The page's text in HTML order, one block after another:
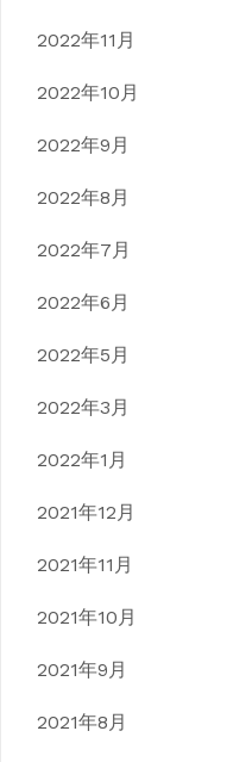
2022年11月
2022年10月
2022年9月
2022年8月
2022年7月
2022年6月
2022年5月
2022年3月
2022年1月
2021年12月
2021年11月
2021年10月
2021年9月
2021年8月